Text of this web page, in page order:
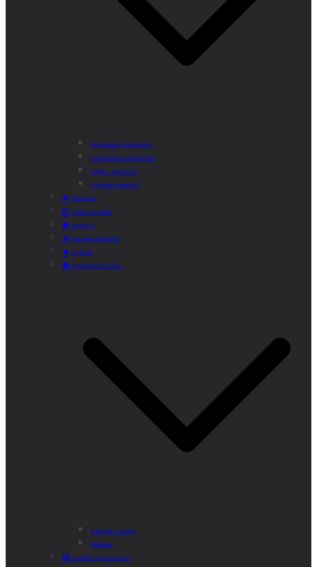
Actividades Semanales
Instalaciones Deportivas
Alquiler Bicicletas
Agenda Deportiva
Educación
Centro de Salud
Mayores
Comedor Municipal
Agenda
Préstamo de Libros
Punto de Lectura
Bibliobús
Velatorio y Cementerio